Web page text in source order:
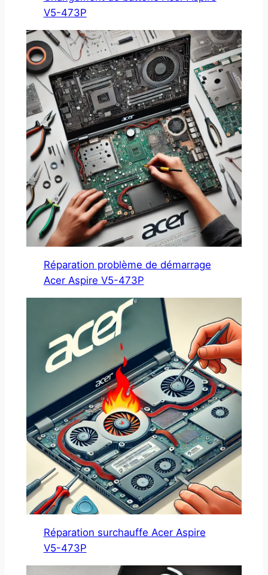
V5-473P
Réparation problème de démarrage
Acer Aspire V5-473P
Réparation surchauffe Acer Aspire
V5-473P